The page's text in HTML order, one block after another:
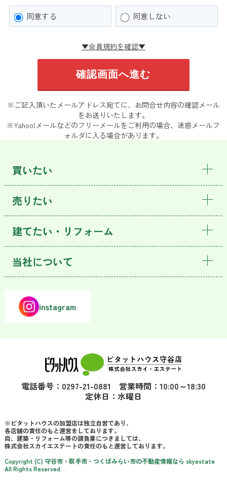
同意する 同意しない
▼会員規約を確認▼
※ご記入頂いたメールアドレス宛てに、お問合せ内容の確認メール
をお送りいたします。
※Yahoo!メールなどのフリーメールをご利用の場合、迷惑メールフ
ォルダに入る場合があります。
買いたい
売りたい
建てたい・リフォーム
当社について
instagram
電話番号：0297-21-0881 営業時間：10:00～18:30
定休日：水曜日
※ピタットハウスの加盟店は独立自営であり、
各店舗の責任のもと運営をしております。
尚、建築・リフォーム等の請負業につきましては、
株式会社スカイエステートの責任のもと運営しております。
Copyright (C) 守谷市・取手市・つくばみらい市の不動産情報なら skyestate
All Rights Reserved.